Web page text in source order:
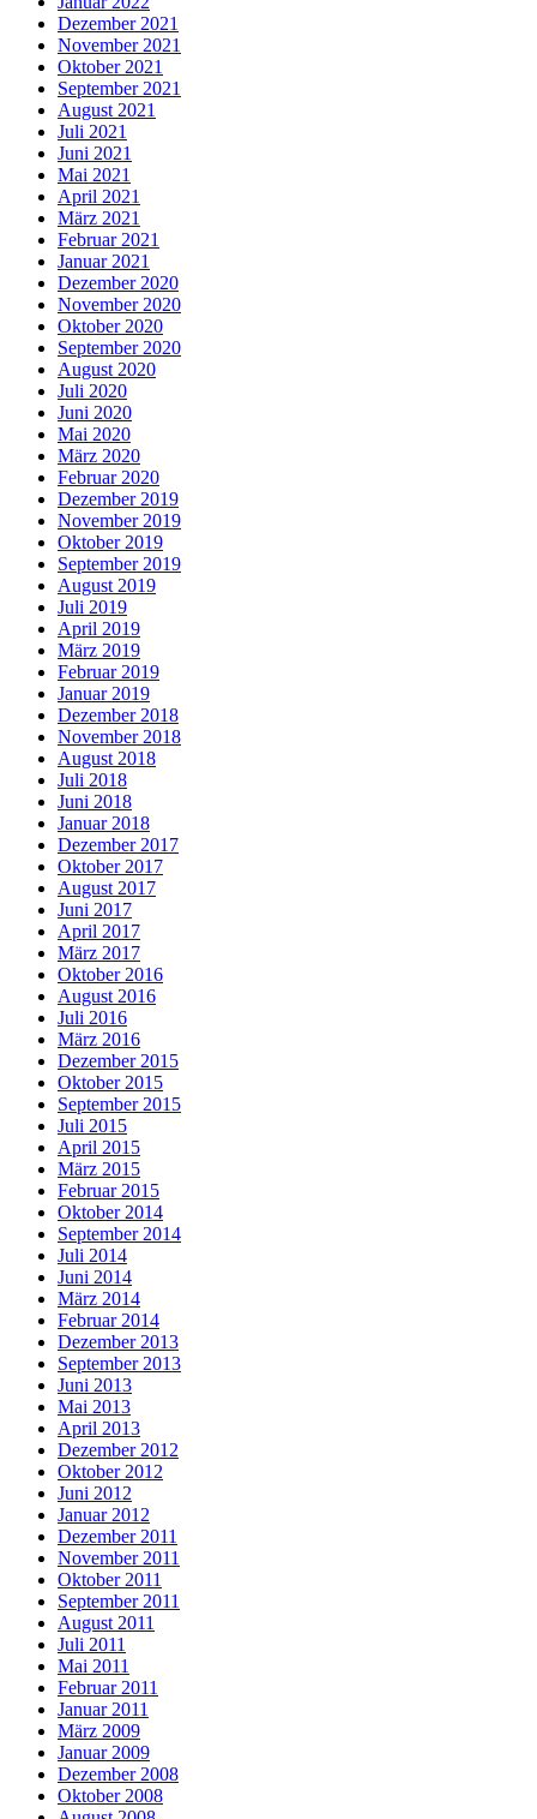
Dezember 2021
November 2021
Oktober 2021
September 2021
August 2021
Juli 2021
Juni 2021
Mai 2021
April 2021
März 2021
Februar 2021
Januar 2021
Dezember 2020
November 2020
Oktober 2020
September 2020
August 2020
Juli 2020
Juni 2020
Mai 2020
März 2020
Februar 2020
Dezember 2019
November 2019
Oktober 2019
September 2019
August 2019
Juli 2019
April 2019
März 2019
Februar 2019
Januar 2019
Dezember 2018
November 2018
August 2018
Juli 2018
Juni 2018
Januar 2018
Dezember 2017
Oktober 2017
August 2017
Juni 2017
April 2017
März 2017
Oktober 2016
August 2016
Juli 2016
März 2016
Dezember 2015
Oktober 2015
September 2015
Juli 2015
April 2015
März 2015
Februar 2015
Oktober 2014
September 2014
Juli 2014
Juni 2014
März 2014
Februar 2014
Dezember 2013
September 2013
Juni 2013
Mai 2013
April 2013
Dezember 2012
Oktober 2012
Juni 2012
Januar 2012
Dezember 2011
November 2011
Oktober 2011
September 2011
August 2011
Juli 2011
Mai 2011
Februar 2011
Januar 2011
März 2009
Januar 2009
Dezember 2008
Oktober 2008